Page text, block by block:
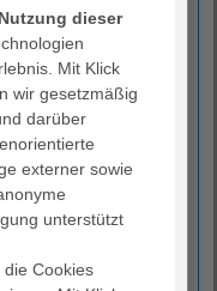
in unseren
„hinter die
Facebook-Seite:
dieser
Mit Klick
wir gesetzmäßig
darüber
externer sowie
unterstützt
Cookies